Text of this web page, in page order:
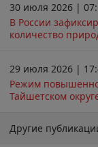
30 июля 2026 |
В России
количество
29 июля 2026 |
Режим
Тайшетском
Другие